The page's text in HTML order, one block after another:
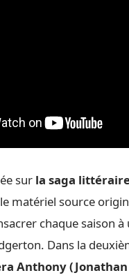
sur la saga
matériel source
chaque saison
Dans la
Anthony